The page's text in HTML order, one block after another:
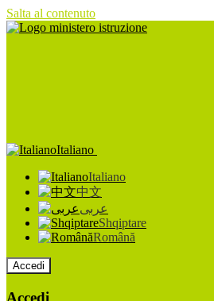
Salta al contenuto
Italiano
Italiano
中文
عربى
Shqiptare
Română
Accedi
Accedi